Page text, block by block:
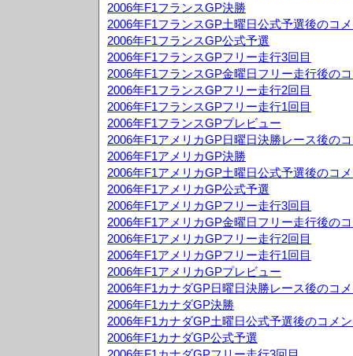
2006年F1フランスGP決勝
2006年F1フランスGP土曜日公式予選後のコ
2006年F1フランスGP公式予選
2006年F1フランスGPフリー走行3回目
2006年F1フランスGP金曜日フリー走行後の
2006年F1フランスGPフリー走行2回目
2006年F1フランスGPフリー走行1回目
2006年F1フランスGPプレビュー
2006年F1アメリカGP日曜日決勝レース後の
2006年F1アメリカGP決勝
2006年F1アメリカGP土曜日公式予選後のコ
2006年F1アメリカGP公式予選
2006年F1アメリカGPフリー走行3回目
2006年F1アメリカGP金曜日フリー走行後の
2006年F1アメリカGPフリー走行2回目
2006年F1アメリカGPフリー走行1回目
2006年F1アメリカGPプレビュー
2006年F1カナダGP日曜日決勝レース後のコ
2006年F1カナダGP決勝
2006年F1カナダGP土曜日公式予選後のコメ
2006年F1カナダGP公式予選